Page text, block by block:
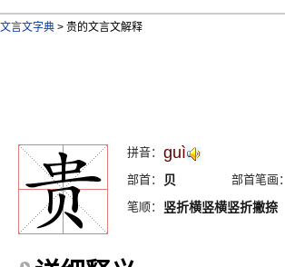
文言文字典 > 贵的文言文解释
拼音： guì
部首： 贝 部首笔画：
笔顺：
竖折横竖横竖折撇捺